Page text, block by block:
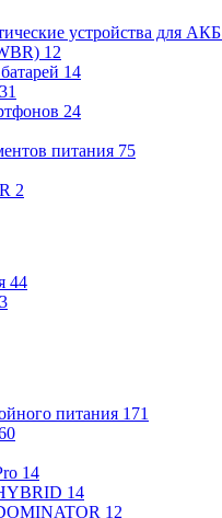
устройства для АКБ
12
14
31
24
питания 75
2
44
питания 171
14
14
12